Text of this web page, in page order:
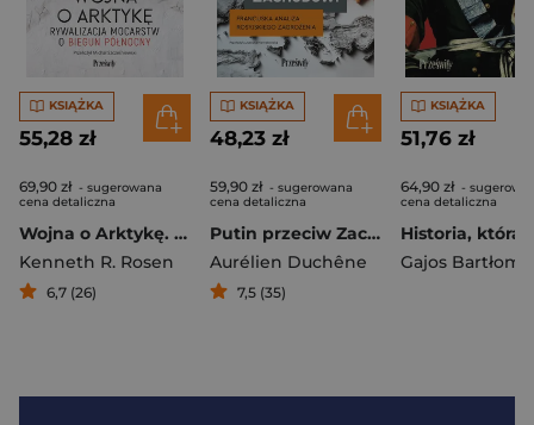
KSIĄŻKA
55,28 zł
69,90 zł - sugerowana
cena detaliczna
Wojna o Arktykę. Rywalizacja mocarstw o biegun północny
Kenneth R. Rosen
6,7 (26)
KSIĄŻKA
48,23 zł
59,90 zł - sugerowana
cena detaliczna
Putin przeciw Zachodowi. Francuska analiza rosyjskiego zagrożenia
Aurélien Duchêne
7,5 (35)
KSIĄŻKA
51,76 zł
64,90 zł -
cena detaliczna
Gajos